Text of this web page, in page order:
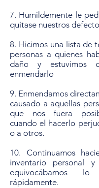
7. Humildemente le
quitase nuestros
8. Hicimos una lista de
personas a quienes
daño y estuvimos
enmendarlo
9. Enmendamos
causado a aquellas
que nos fuera
cuando el hacerlo
o a otros.
10. Continuamos
inventario personal
equivocábamos lo
rápidamente.